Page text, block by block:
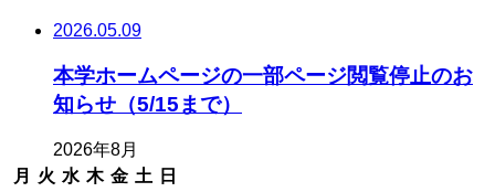
2026.05.09
本学ホームページの一部ページ閲覧停止のお
知らせ（5/15まで）
2026年8月
月
火 水 木 金 土
日